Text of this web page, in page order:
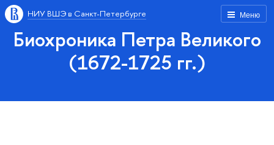
Меню
НИУ ВШЭ в Санкт-Петербурге
Биохроника Петра Великого
(1672-1725 гг.)